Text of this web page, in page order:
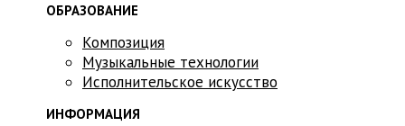
ОБРАЗОВАНИЕ
Композиция
Музыкальные технологии
Исполнительское искусство
ИНФОРМАЦИЯ